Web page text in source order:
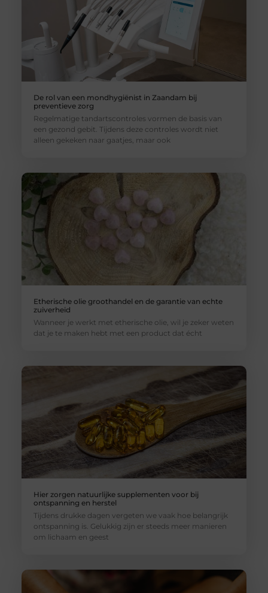
De rol van een mondhygiënist in Zaandam bij
preventieve zorg
Regelmatige tandartscontroles vormen de basis van
een gezond gebit. Tijdens deze controles wordt niet
alleen gekeken naar gaatjes, maar ook
Etherische olie groothandel en de garantie van echte
zuiverheid
Wanneer je werkt met etherische olie, wil je zeker weten
dat je te maken hebt met een product dat écht
Hier zorgen natuurlijke supplementen voor bij
ontspanning en herstel
Tijdens drukke dagen vergeten we vaak hoe belangrijk
ontspanning is. Gelukkig zijn er steeds meer manieren
om lichaam en geest